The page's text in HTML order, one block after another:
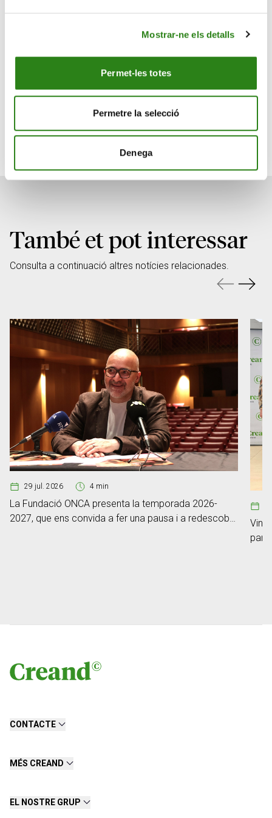
Mostrar-ne els detalls
Permet-les totes
Permetre la selecció
Denega
l’objectiu de posar a disposició de les persones més
la realitat social que els envolta i puguin gaudir dels
beneficis de les noves tecnologies, així com dels nous
coneixements que van sorgint en àmbits com la salut,
L'espai
També et pot interessar
Consulta a continuació altres notícies relacionades.
29 jul. 2026 4 min
La Fundació ONCA presenta la temporada 2026-
2027, que ens convida a fer una pausa i a redescobrir
Vint-
CONTACTE
MÉS CREAND
EL NOSTRE GRUP